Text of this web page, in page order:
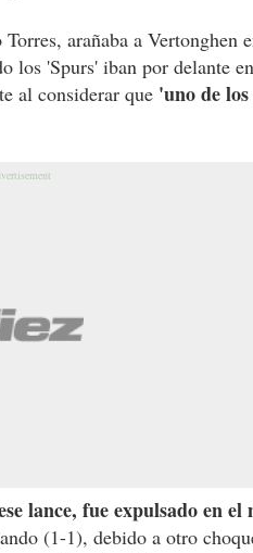
arañaba a Vertonghen
los 'Spurs' iban por delante
al considerar que 'uno de
lance, fue expulsado en el
(1-1), debido a otro